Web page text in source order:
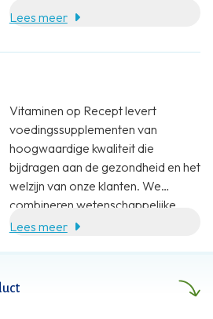
Lees meer
Vitaminen op Recept levert
voedingssupplementen van
hoogwaardige kwaliteit die
bijdragen aan de gezondheid en het
welzijn van onze klanten. We
combineren wetenschappelijke
onderbouwing, specialistische
Lees meer